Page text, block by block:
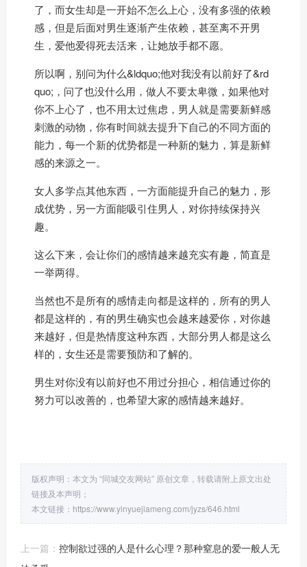
了，而女生却是一开始不怎么上心，没有多强的依赖
感，但是后面对男生逐渐产生依赖，甚至离不开男
生，爱他爱得死去活来，让她放手都不愿。
所以啊，别问为什么&ldquo;他对我没有以前好了&rd
quo;，问了也没什么用，做人不要太卑微，如果他对
你不上心了，也不用太过焦虑，男人就是需要新鲜感
刺激的动物，你有时间就去提升下自己的不同方面的
能力，每一个新的优势都是一种新的魅力，算是新鲜
感的来源之一。
女人多学点其他东西，一方面能提升自己的魅力，形
成优势，另一方面能吸引住男人，对你持续保持兴
趣。
这么下来，会让你们的感情越来越充实有趣，简直是
一举两得。
当然也不是所有的感情走向都是这样的，所有的男人
都是这样的，有的男生确实也会越来越爱你，对你越
来越好，但是热情度这种东西，大部分男人都是这么
样的，女生还是需要预防和了解的。
男生对你没有以前好也不用过分担心，相信通过你的
努力可以改善的，也希望大家的感情越来越好。
版权声明：本文为 “同城交友网站” 原创文章，转载请附上原文出处
链接及本声明；
本文链接： https://www.yinyuejiameng.com/jyzs/646.html
上一篇： 控制欲过强的人是什么心理？那种窒息的爱一般人无